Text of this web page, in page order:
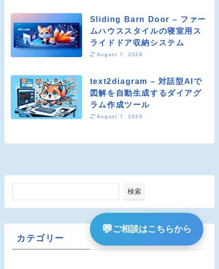
Sliding Barn Door – ファー
ムハウススタイルの寝室用ス
ライドドア収納システム
August 7, 2026
text2diagram – 対話型AIで
図解を自動生成するダイアグ
ラム作成ツール
August 7, 2026
検索
カテゴリー
💬ご相談はこちらから